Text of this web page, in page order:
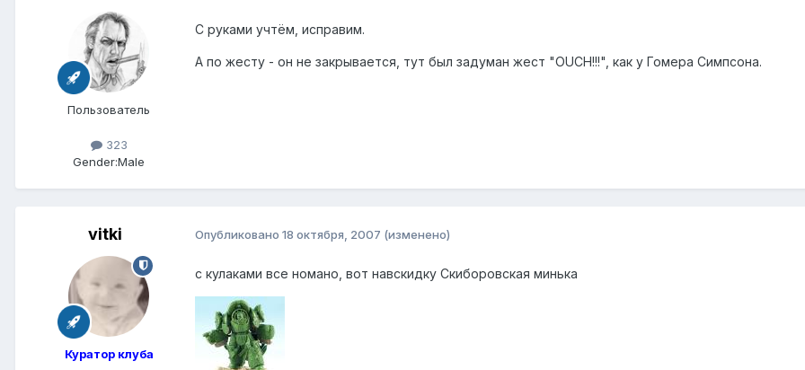
Пользователь
323
Gender:Male
C руками учтём, исправим.
А по жесту - он не закрывается, тут был задуман жест "OUCH!!!", как у Гомера Симпсона.
vitki
Куратор клуба
Опубликовано 18 октября, 2007 (изменено)
с кулаками все номано, вот навскидку Скиборовская минька